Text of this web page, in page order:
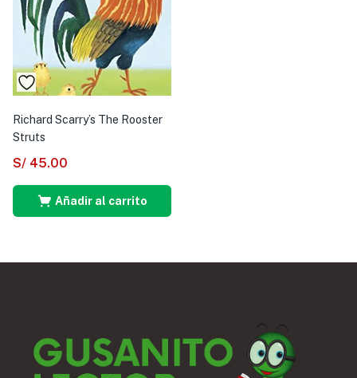
Richard Scarry’s The Rooster
Struts
S/ 45.00
Añadir al carrito